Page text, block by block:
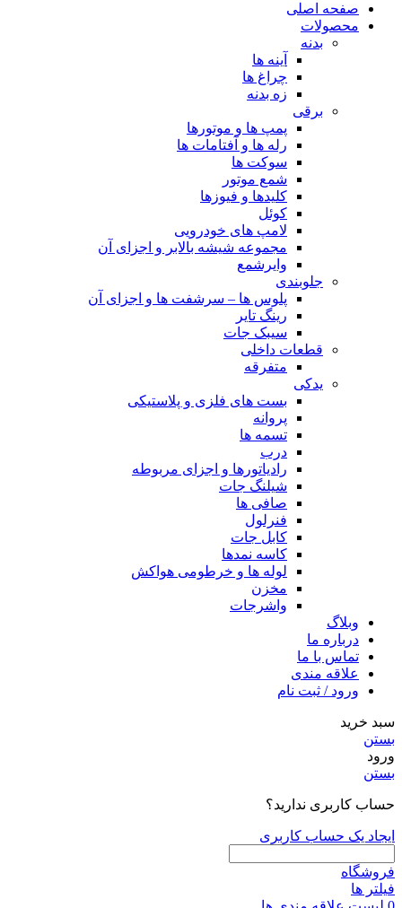
صفحه اصلی
محصولات
بدنه
آینه ها
چراغ ها
زه بدنه
برقی
پمپ ها و موتورها
رله ها و آفتامات ها
سوکت ها
شمع موتور
کلیدها و فیوزها
کوئل
لامپ های خودرویی
مجموعه شیشه بالابر و اجزای آن
وایرشمع
جلوبندی
پلوس ها – سرشفت ها و اجزای آن
رینگ تایر
سیبک جات
قطعات داخلی
متفرقه
یدکی
بست های فلزی و پلاستیکی
پروانه
تسمه ها
درب
رادیاتورها و اجزای مربوطه
شیلنگ جات
صافی ها
فنرلول
کابل جات
کاسه نمدها
لوله ها و خرطومی هواکش
مخزن
واشرجات
وبلاگ
درباره ما
تماس با ما
علاقه مندی
ورود / ثبت نام
سبد خرید
بستن
ورود
بستن
حساب کاربری ندارید؟
ایجاد یک حساب کاربری
فروشگاه
فیلتر ها